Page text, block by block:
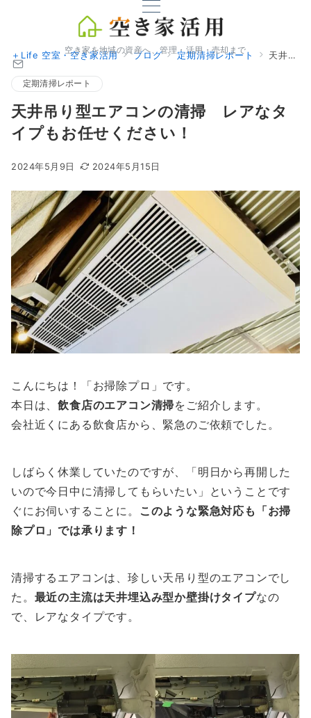
空き家を地域の資産へ、管理・活用・売却まで
＋Life 空室・空き家活用 ブログ 定期清掃レポート 天井吊り型エアコンの清掃 レアなタイプもお任せください！
定期清掃レポート
天井吊り型エアコンの清掃 レアなタ
イプもお任せください！
2024年5月9日 2024年5月15日
こんにちは！「お掃除プロ」です。
本日は、飲食店のエアコン清掃をご紹介します。
会社近くにある飲食店から、緊急のご依頼でした。
しばらく休業していたのですが、「明日から再開した
いので今日中に清掃してもらいたい」ということです
ぐにお伺いすることに。
このような緊急対応も「お掃
除プロ」では承ります！
清掃するエアコンは、珍しい天吊り型のエアコンでし
た。 最近の主流は天井埋込み型か壁掛けタイプなの
で、レアなタイプです。